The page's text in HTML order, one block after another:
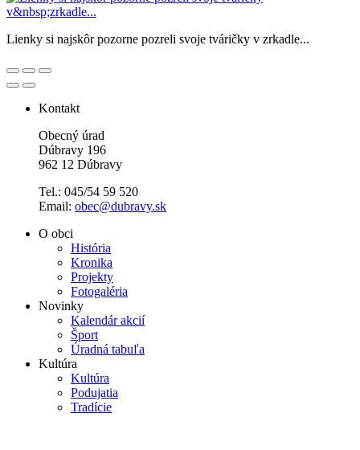
Lienky si najskôr pozorne pozreli svoje tváričky v zrkadle...
Kontakt
Obecný úrad
Dúbravy 196
962 12 Dúbravy
Tel.: 045/54 59 520
Email: obec@dubravy.sk
O obci
História
Kronika
Projekty
Fotogaléria
Novinky
Kalendár akcií
Šport
Úradná tabuľa
Kultúra
Kultúra
Podujatia
Tradície